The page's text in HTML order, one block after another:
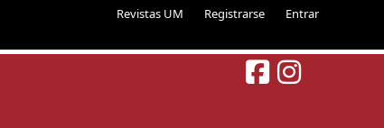
Revistas UM Registrarse Entrar